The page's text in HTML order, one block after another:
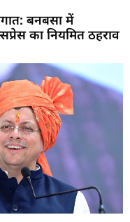
बनबसा में
का नियमित ठहराव